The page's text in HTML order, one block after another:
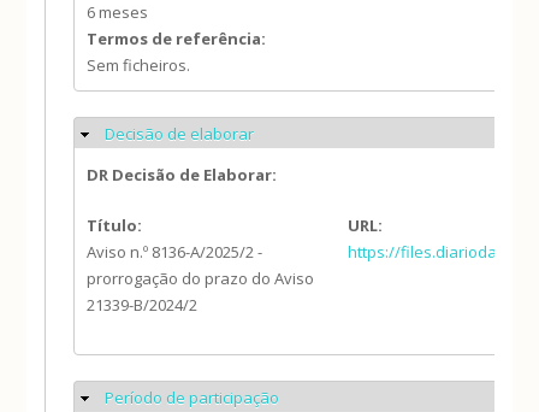
6 meses
Termos de referência:
Sem ficheiros.
Ocultar
Decisão de elaborar
DR Decisão de Elaborar:
Título:
Aviso n.º 8136-A/2025/2 -
prorrogação do prazo do Aviso
21339-B/2024/2
URL:
https://
Ocultar
Período de participação